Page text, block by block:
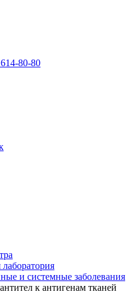
80-80
и системные заболевания
к антигенам тканей